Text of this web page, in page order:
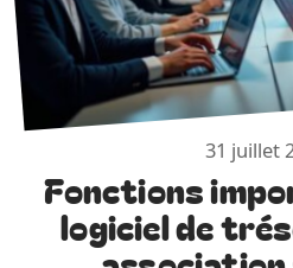
31 juillet
Fonctions
logiciel de